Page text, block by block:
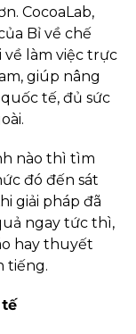
CocoaLab,
Bỉ về chế
về làm việc trực
giúp nâng
tế, đủ sức
nào thì tìm
đó đến sát
giải pháp đã
ngay tức thì,
hay thuyết
tiếng.